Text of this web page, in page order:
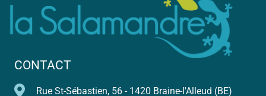
CONTACT
Rue St-Sébastien, 56 - 1420 Braine-l'Alleud (BE)